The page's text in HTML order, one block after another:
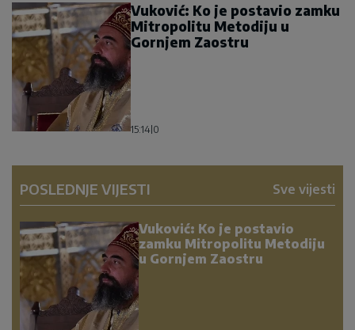
Vuković: Ko je postavio zamku
Mitropolitu Metodiju u
Gornjem Zaostru
15:14 0
POSLEDNJE VIJESTI Sve vijesti
Vuković: Ko je postavio
zamku Mitropolitu Metodiju
u Gornjem Zaostru